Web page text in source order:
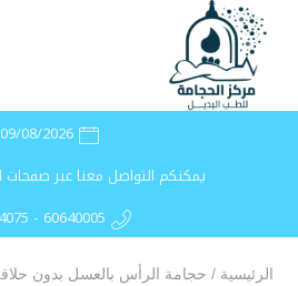
09/08/2026
يمكنكم التواصل معنا عبر صفحات
- 60640005
الرئيسية / حجامة الرأس بالعسل بدون